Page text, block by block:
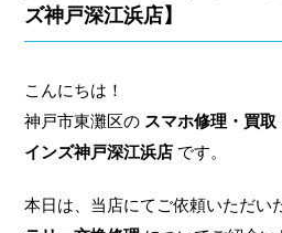
ズ神戸深江浜店】
こんにちは！
神戸市東灘区の スマホ修理・買
インズ神戸深江浜店 です。
本日は、当店にてご依頼いただい